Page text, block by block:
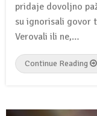
pridaje dovoljno
su ignorisali govor
Verovali ili ne,…
Continue Reading